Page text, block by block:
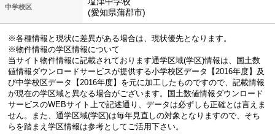
中学校区
(愛知県蒲郡市)
※各種情報と現状に差異がある場合は、現状優先となります。
※物件情報の学区情報について
当サイト物件情報に記載されております通学区域(学区)情報は、国土数
値情報ダウンロードサービスが提供する小学校区データ【2016年度】及
び中学校区データ【2016年度】を元に加工したものですので、記載情報
が現在の学区域と異なる場合がございます。国土数値情報ダウンロード
サービスのWEBサイト上で記述通り、データは必ずしも正確とは言えま
せん。また、通学区域(学区)は毎年見直しの対象となりますので、そち
らを踏まえ学区情報は参考としてご活用下さい。